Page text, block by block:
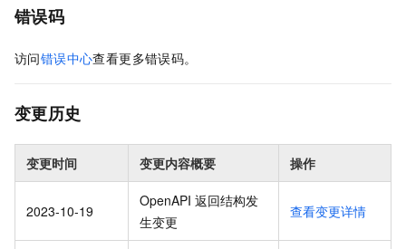
错误码
访问错误中心查看更多错误码。
变更历史
变更时间 变更内容概要 操作
2023-10-19
OpenAPI 返回结构发
生变更
查看变更详情